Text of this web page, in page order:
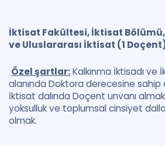
İktisat Fakültesi, İktisat
ve Uluslararası İktisat (1
Özel şartlar:Kalkınma İktisadı ve
alanında Doktora derecesine sahip
İktisat dalında Doçent unvanı
yoksulluk ve toplumsal cinsiyet
olmak.